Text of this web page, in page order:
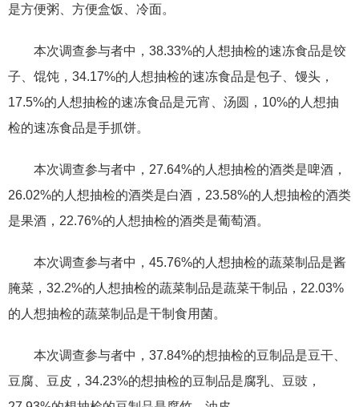
是方便粥、方便盒饭、冷面。
本次调查参与者中，38.33%的人想抽检的速冻食品是饺
子、馄饨，34.17%的人想抽检的速冻食品是包子、馒头，
17.5%的人想抽检的速冻食品是元宵、汤圆，10%的人想抽
检的速冻食品是手抓饼。
本次调查参与者中，27.64%的人想抽检的酒类是啤酒，
26.02%的人想抽检的酒类是白酒，23.58%的人想抽检的酒类
是果酒，22.76%的人想抽检的酒类是葡萄酒。
本次调查参与者中，45.76%的人想抽检的蔬菜制品是酱
腌菜，32.2%的人想抽检的蔬菜制品是蔬菜干制品，22.03%
的人想抽检的蔬菜制品是干制食用菌。
本次调查参与者中，37.84%的想抽检的豆制品是豆干、
豆腐、豆皮，34.23%的想抽检的豆制品是腐乳、豆豉，